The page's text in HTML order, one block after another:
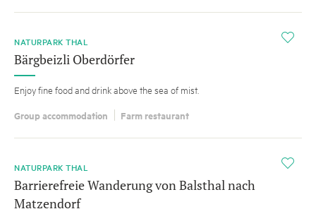
i
NATURPARK THAL
Bärgbeizli Oberdörfer
Enjoy fine food and drink above the sea of mist.
Group accommodation Farm restaurant
i
NATURPARK THAL
Barrierefreie Wanderung von Balsthal nach
Matzendorf